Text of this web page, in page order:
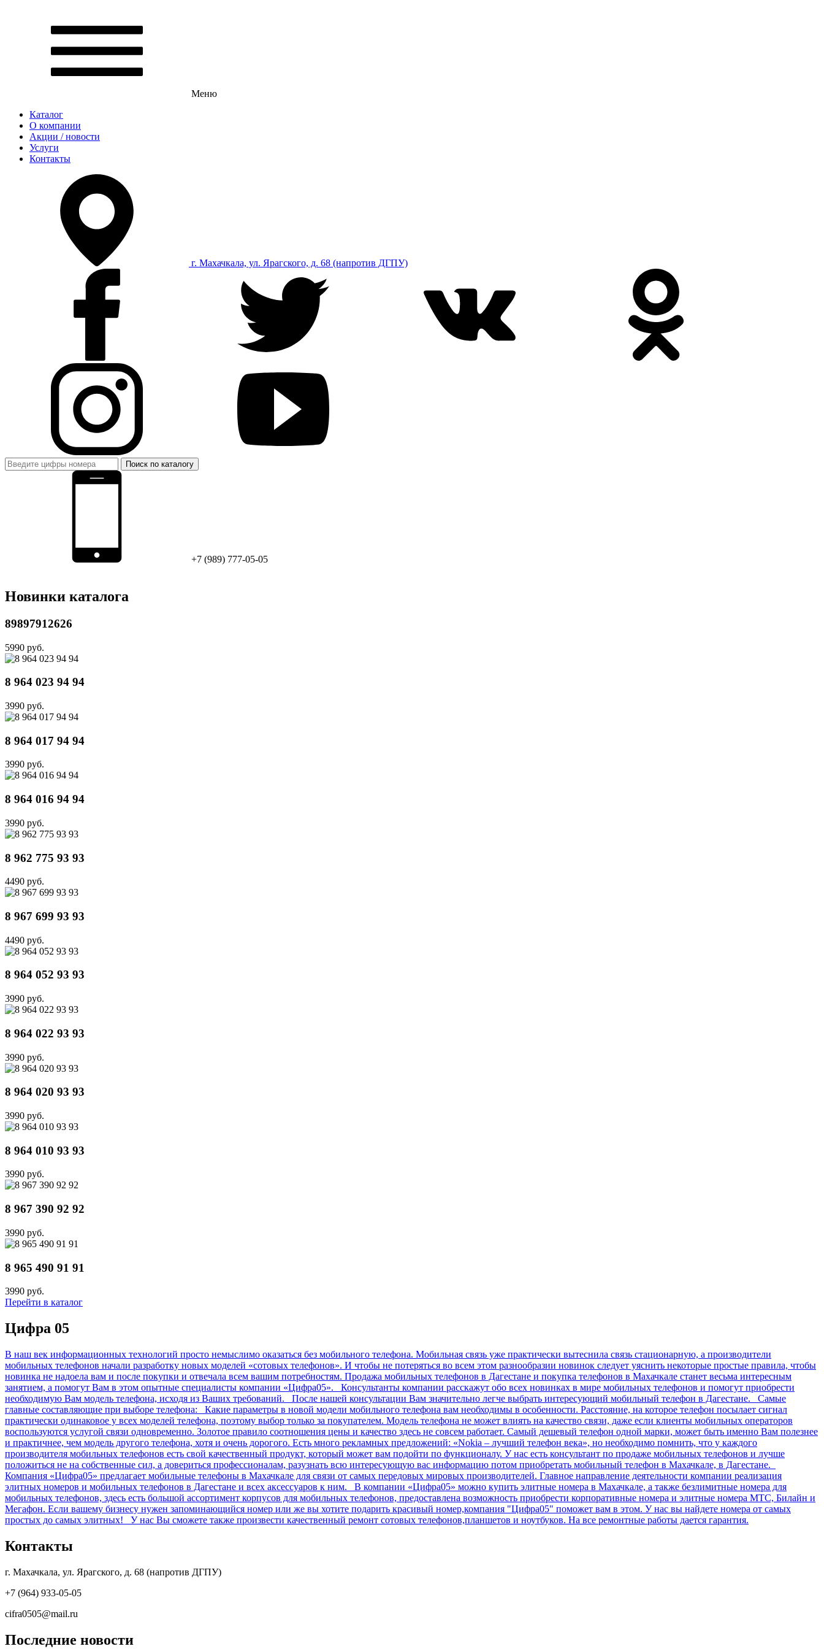
Меню
Каталог
О компании
Акции / новости
Услуги
Контакты
г. Махачкала, ул. Ярагского, д. 68 (напротив ДГПУ)
Поиск по каталогу
+7 (989) 777-05-05
Новинки каталога
89897912626
5990 руб.
8 964 023 94 94
3990 руб.
8 964 017 94 94
3990 руб.
8 964 016 94 94
3990 руб.
8 962 775 93 93
4490 руб.
8 967 699 93 93
4490 руб.
8 964 052 93 93
3990 руб.
8 964 022 93 93
3990 руб.
8 964 020 93 93
3990 руб.
8 964 010 93 93
3990 руб.
8 967 390 92 92
3990 руб.
8 965 490 91 91
3990 руб.
Перейти в каталог
Цифра 05
В наш век информационных технологий просто немыслимо оказаться без мобильного телефона. Мобильная связь уже практически вытеснила связь стационарную, а производители
мобильных телефонов начали разработку новых моделей «сотовых телефонов». И чтобы не потеряться во всем этом разнообразии новинок следует уяснить некоторые простые правила, чтобы
новинка не надоела вам и после покупки и отвечала всем вашим потребностям. Продажа мобильных телефонов в Дагестане и покупка телефонов в Махачкале станет весьма интересным
занятием, а помогут Вам в этом опытные специалисты компании «Цифра05». Консультанты компании расскажут обо всех новинках в мире мобильных телефонов и помогут приобрести
необходимую Вам модель телефона, исходя из Ваших требований. После нашей консультации Вам значительно легче выбрать интересующий мобильный телефон в Дагестане. Самые
главные составляющие при выборе телефона: Какие параметры в новой модели мобильного телефона вам необходимы в особенности. Расстояние, на которое телефон посылает сигнал
практически одинаковое у всех моделей телефона, поэтому выбор только за покупателем. Модель телефона не может влиять на качество связи, даже если клиенты мобильных операторов
воспользуются услугой связи одновременно. Золотое правило соотношения цены и качество здесь не совсем работает. Самый дешевый телефон одной марки, может быть именно Вам полезнее
и практичнее, чем модель другого телефона, хотя и очень дорогого. Есть много рекламных предложений: «Nokia – лучший телефон века», но необходимо помнить, что у каждого
производителя мобильных телефонов есть свой качественный продукт, который может вам подойти по функционалу. У нас есть консультант по продаже мобильных телефонов и лучше
положиться не на собственные сил, а довериться профессионалам, разузнать всю интересующую вас информацию потом приобретать мобильный телефон в Махачкале, в Дагестане.
Компания «Цифра05» предлагает мобильные телефоны в Махачкале для связи от самых передовых мировых производителей. Главное направление деятельности компании реализация
элитных номеров и мобильных телефонов в Дагестане и всех аксессуаров к ним. В компании «Цифра05» можно купить элитные номера в Махачкале, а также безлимитные номера для
мобильных телефонов, здесь есть большой ассортимент корпусов для мобильных телефонов, предоставлена возможность приобрести корпоративные номера и элитные номера МТС, Билайн и
Мегафон. Если вашему бизнесу нужен запоминающийся номер или же вы хотите подарить красивый номер,компания "Цифра05" поможет вам в этом. У нас вы найдете номера от самых
простых до самых элитных! У нас Вы сможете также произвести качественный ремонт сотовых телефонов,планшетов и ноутбуков. На все ремонтные работы дается гарантия.
Контакты
г. Махачкала, ул. Ярагского, д. 68 (напротив ДГПУ)
+7 (964) 933-05-05
cifra0505@mail.ru
Последние новости